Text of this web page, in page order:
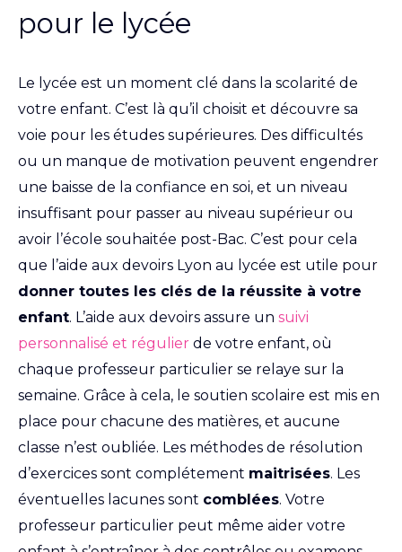
pour le lycée
Le lycée est un moment clé dans la scolarité de
votre enfant. C’est là qu’il choisit et découvre sa
voie pour les études supérieures. Des difficultés
ou un manque de motivation peuvent engendrer
une baisse de la confiance en soi, et un niveau
insuffisant pour passer au niveau supérieur ou
avoir l’école souhaitée post-Bac. C’est pour cela
que l’aide aux devoirs Lyon au lycée est utile pour
donner toutes les clés de la réussite à votre
enfant. L’aide aux devoirs assure un suivi
personnalisé et régulier de votre enfant, où
chaque professeur particulier se relaye sur la
semaine. Grâce à cela, le soutien scolaire est mis en
place pour chacune des matières, et aucune
classe n’est oubliée. Les méthodes de résolution
d’exercices sont complétement maitrisées. Les
éventuelles lacunes sont comblées. Votre
professeur particulier peut même aider votre